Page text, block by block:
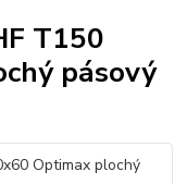
T150
pásový